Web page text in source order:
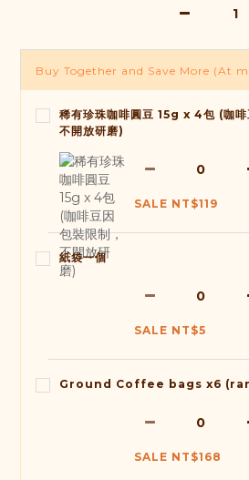
Buy Together and Save More (At
稀有珍珠咖啡圓豆 15g x 4包 (咖啡
不開放研磨)
SALE NT$119
紙袋一個
SALE NT$5
Ground Coffee bags x6
SALE NT$168